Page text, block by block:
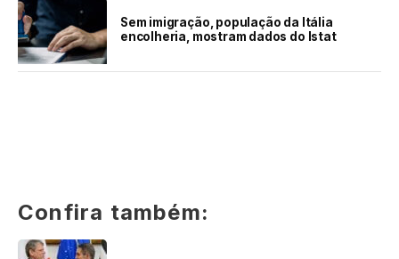
Sem imigração, população da Itália
encolheria, mostram dados do Istat
Confira também: